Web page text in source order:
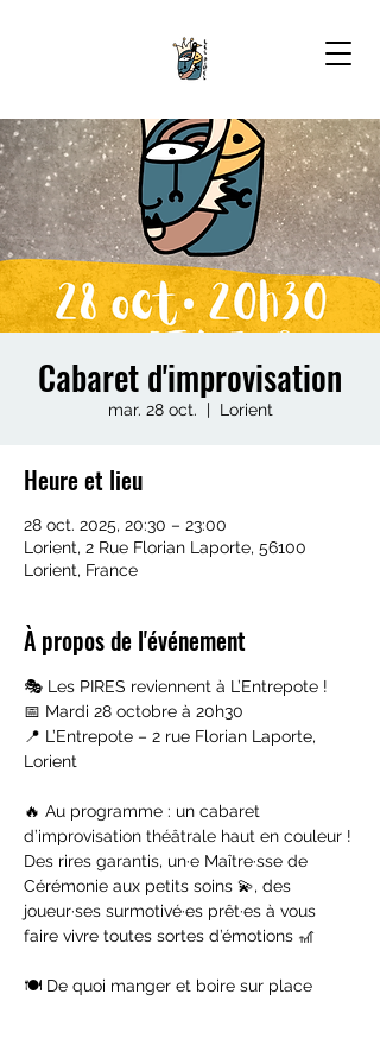
Cabaret d'improvisation
mar. 28 oct.
  |
Lorient
Heure et lieu
28 oct. 2025, 20:30 – 23:00
Lorient, 2 Rue Florian Laporte, 56100
Lorient, France
À propos de l'événement
🎭 Les PIRES reviennent à L’Entrepote !
📅 Mardi 28 octobre à 20h30
📍 L’Entrepote – 2 rue Florian Laporte,
Lorient
🔥 Au programme : un cabaret
d’improvisation théâtrale haut en couleur !
Des rires garantis, un·e Maître·sse de
Cérémonie aux petits soins 💫, des
joueur·ses surmotivé·es prêt·es à vous
faire vivre toutes sortes d’émotions 🎢
🍽️ De quoi manger et boire sur place